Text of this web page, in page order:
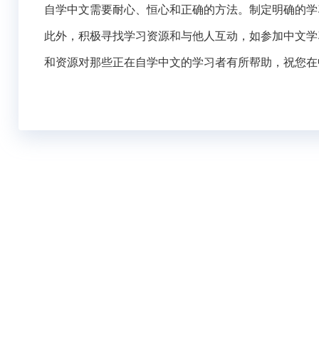
自学中文需要耐心、恒心和正确的方法。制定明确的
此外，积极寻找学习资源和与他人互动，如参加中文
和资源对那些正在自学中文的学习者有所帮助，祝您